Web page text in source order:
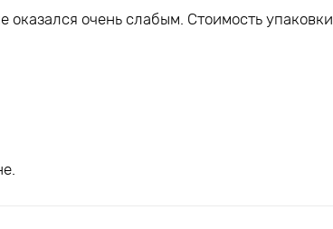
очень слабым. Стоимость упаковки